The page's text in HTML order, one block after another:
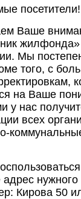
посетители!
Ваше
Мы
того, с
на Ваше
у нас
всех
адрес
Кирова 50